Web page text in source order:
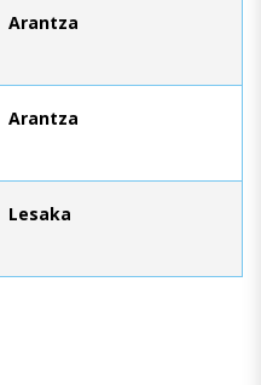
Arantza
Arantza
Lesaka